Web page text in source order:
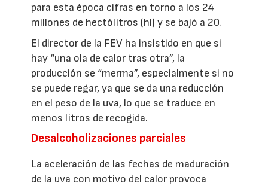
para esta época cifras en torno a los 24
millones de hectólitros (hl) y se bajó a 20.
El director de la FEV ha insistido en que si
hay “una ola de calor tras otra”, la
producción se “merma”, especialmente si no
se puede regar, ya que se da una reducción
en el peso de la uva, lo que se traduce en
menos litros de recogida.
Desalcoholizaciones parciales
La aceleración de las fechas de maduración
de la uva con motivo del calor provoca